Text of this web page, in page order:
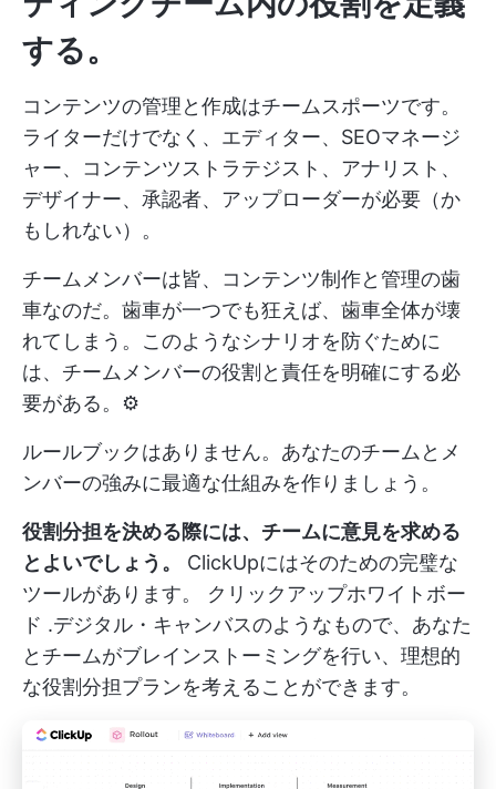
する。
コンテンツの管理と作成はチームスポーツです。
ライターだけでなく、エディター、SEOマネージ
ャー、コンテンツストラテジスト、アナリスト、
デザイナー、承認者、アップローダーが必要（か
もしれない）。
チームメンバーは皆、コンテンツ制作と管理の歯
車なのだ。歯車が一つでも狂えば、歯車全体が壊
れてしまう。このようなシナリオを防ぐために
は、チームメンバーの役割と責任を明確にする必
要がある。⚙️
ルールブックはありません。あなたのチームとメ
ンバーの強みに最適な仕組みを作りましょう。
役割分担を決める際には、チームに意見を求める
とよいでしょう。
ClickUpにはそのための完璧な
ツールがあります。 クリックアップホワイトボー
ド .デジタル・キャンバスのようなもので、あなた
とチームがブレインストーミングを行い、理想的
な役割分担プランを考えることができます。